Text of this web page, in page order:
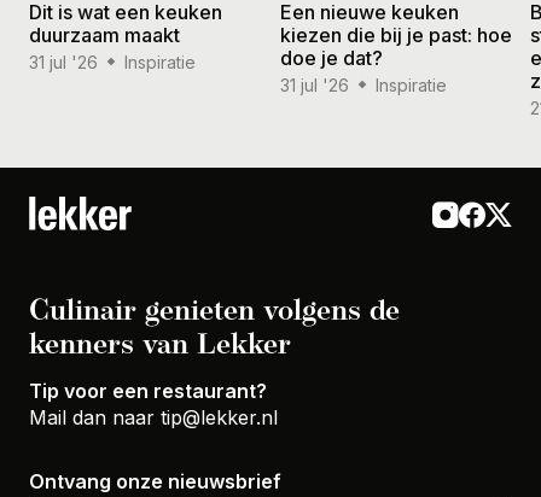
Dit is wat een keuken
duurzaam maakt
31 jul '26 Inspiratie
Een nieuwe keuken
kiezen die bij je past: hoe
doe je dat?
31 jul '26 Inspiratie
Culinair genieten volgens de
kenners van Lekker
Tip voor een restaurant?
Mail dan naar tip@lekker.nl
Ontvang onze nieuwsbrief